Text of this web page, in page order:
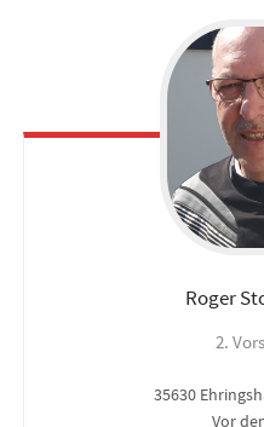
Roger
2.
35630
Vor